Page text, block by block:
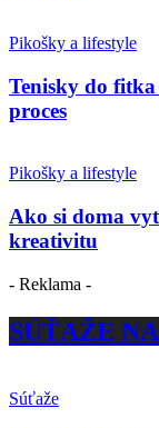
Pikošky a lifestyle
Tenisky do
proces
Pikošky a lifestyle
Ako si doma
kreativitu
- Reklama -
SÚŤAŽE
Súťaže